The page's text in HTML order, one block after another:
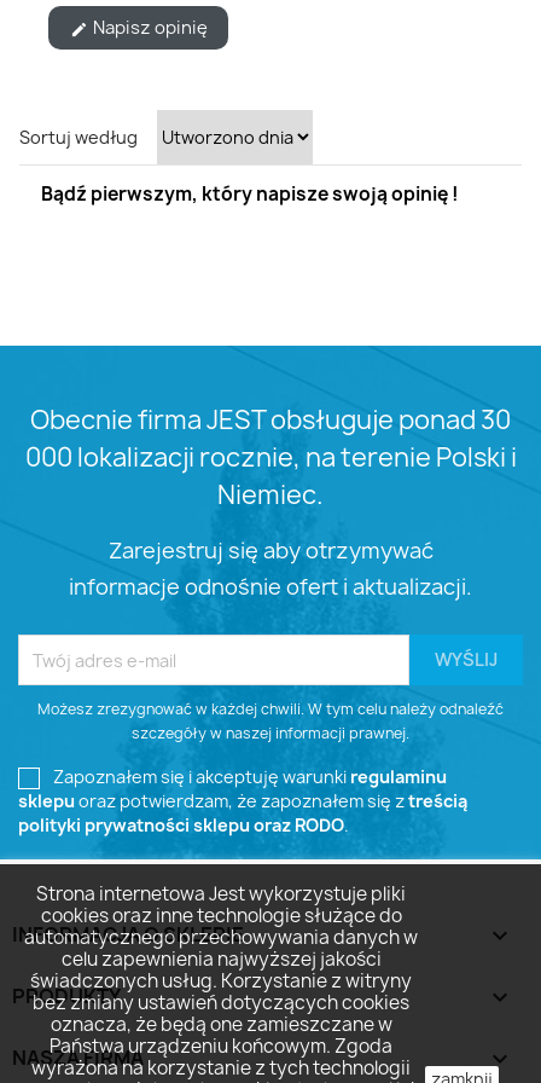
edit Napisz opinię
Sortuj według
Bądź pierwszym, który napisze swoją opinię !
Obecnie firma JEST obsługuje ponad 30
000 lokalizacji rocznie, na terenie Polski i
Niemiec.
Zarejestruj się aby otrzymywać
informacje odnośnie ofert i aktualizacji.
Możesz zrezygnować w każdej chwili. W tym celu należy odnaleźć
szczegóły w naszej informacji prawnej.
Zapoznałem się i akceptuję warunki regulaminu
sklepuoraz potwierdzam, że zapoznałem się ztreścią
polityki prywatności sklepu oraz RODO.
INFORMACJA O SKLEPIE keyboard_arrow_down
PRODUKTY 
NASZA FIRMA 
Strona internetowa Jest wykorzystuje pliki
cookies oraz inne technologie służące do
automatycznego przechowywania danych w
celu zapewnienia najwyższej jakości
świadczonych usług. Korzystanie z witryny
bez zmiany ustawień dotyczących cookies
oznacza, że będą one zamieszczane w
Państwa urządzeniu końcowym. Zgoda
wyrażona na korzystanie z tych technologii